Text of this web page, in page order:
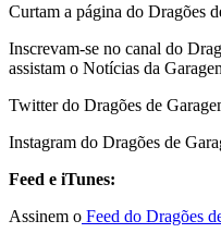
Curtam a página do Dragões
Inscrevam-se no canal do
assistam o Notícias da
Twitter do Dragões de
Instagram do Dragões de
Feed e iTunes:
Assinem o Feed do Dragões